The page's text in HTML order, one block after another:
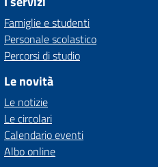
Famiglie e studenti
Personale scolastico
Percorsi di studio
Le novità
Le notizie
Le circolari
Calendario eventi
Albo online